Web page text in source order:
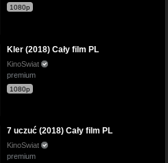
1080p
Kler (2018) Cały film PL
KinoSwiat
premium
1080p
7 uczuć (2018) Cały film PL
KinoSwiat
premium